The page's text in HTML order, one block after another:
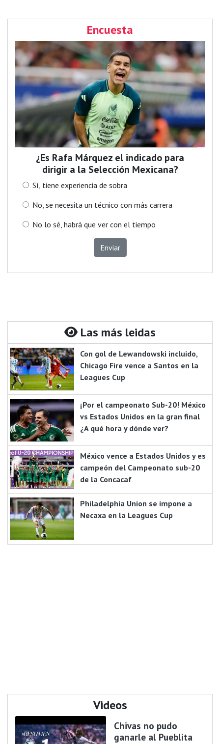
Encuesta
¿Es Rafa Márquez el indicado para
dirigir a la Selección Mexicana?
Sí, tiene experiencia de sobra
No, se necesita un técnico con más carrera
No lo sé, habrá que ver con el tiempo
Enviar
Las más leidas
Con gol de Lewandowski incluido,
Chicago Fire vence a Santos en la
Leagues Cup
¡Por el campeonato Sub-20! México
vs Estados Unidos en la gran final
¿A qué hora y dónde ver?
México vence a Estados Unidos y es
campeón del Campeonato sub-20
de la Concacaf
Philadelphia Union se impone a
Necaxa en la Leagues Cup
Videos
Chivas no pudo
ganarle al Pueblita